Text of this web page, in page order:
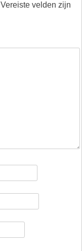
Vereiste velden zijn